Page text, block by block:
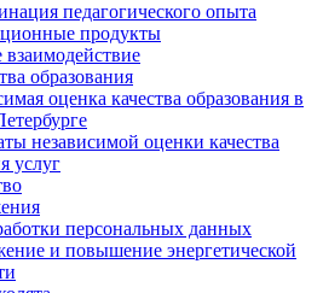
педагогического опыта
продукты
взаимодействие
образования
оценка качества образования в
независимой оценки качества
услуг
персональных данных
и повышение энергетической